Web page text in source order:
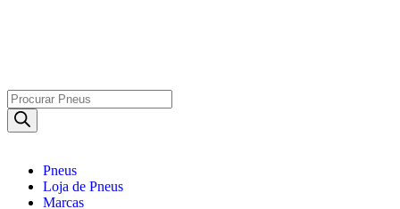
Pneus
Loja de Pneus
Marcas